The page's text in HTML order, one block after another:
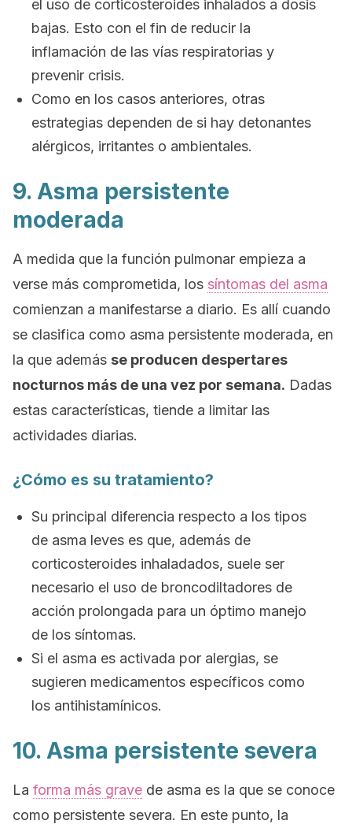
el uso de corticosteroides inhalados a dosis
bajas. Esto con el fin de reducir la
inflamación de las vías respiratorias y
prevenir crisis.
Como en los casos anteriores, otras
estrategias dependen de si hay detonantes
alérgicos, irritantes o ambientales.
9. Asma persistente
moderada
A medida que la función pulmonar empieza a
verse más comprometida, los síntomas del asma
comienzan a manifestarse a diario. Es allí cuando
se clasifica como asma persistente moderada, en
la que además se producen despertares
nocturnos más de una vez por semana. Dadas
estas características, tiende a limitar las
actividades diarias.
¿Cómo es su tratamiento?
Su principal diferencia respecto a los tipos
de asma leves es que, además de
corticosteroides inhaladados, suele ser
necesario el uso de broncodiltadores de
acción prolongada para un óptimo manejo
de los síntomas.
Si el asma es activada por alergias, se
sugieren medicamentos específicos como
los antihistamínicos.
10. Asma persistente severa
La forma más grave de asma es la que se conoce
como persistente severa. En este punto, la